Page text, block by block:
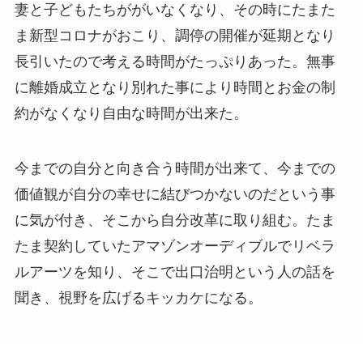
妻と子どもたちががいなくなり、その時にたまた
ま新型コロナがおこり、調停の開催が延期となり
長引いたので考える時間がたっぷりあった。無事
に離婚成立となり別れた事により時間とお金の制
約がなくなり自由な時間が出来た。
今までの自分と向き合う時間が出来て、今までの
価値観が自分の幸せに結びつかないのだという事
に気が付き、そこから自分改革に取り組む。たま
たま契約していたアマゾンオーディブルでリベラ
ルアーツを知り、そこで出口治明という人の話を
聞き、視野を広げるキッカケになる。